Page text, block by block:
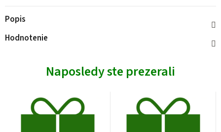
Popis
Hodnotenie
Naposledy ste prezerali